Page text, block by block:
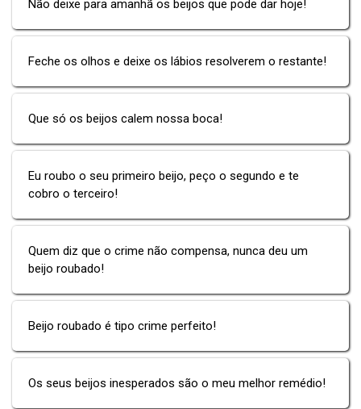
Não deixe para amanhã os beijos que pode dar hoje!
Feche os olhos e deixe os lábios resolverem o restante!
Que só os beijos calem nossa boca!
Eu roubo o seu primeiro beijo, peço o segundo e te
cobro o terceiro!
Quem diz que o crime não compensa, nunca deu um
beijo roubado!
Beijo roubado é tipo crime perfeito!
Os seus beijos inesperados são o meu melhor remédio!